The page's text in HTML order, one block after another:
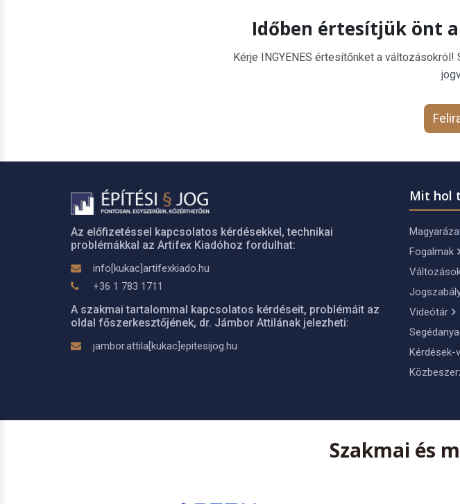
Időben értesítjük önt
Kérje INGYENES értesítőnket a
Az előfizetéssel kapcsolatos kérdésekkel, technikai
problémákkal az Artifex Kiadóhoz fordulhat:
info[kukac]artifexkiado.hu
+36 1 783 1711
A szakmai tartalommal kapcsolatos kérdéseit, problémáit az
oldal főszerkesztőjének, dr. Jámbor Attilának jelezheti:
jambor.attila[kukac]epitesijog.hu
Mit hol
Fogalmak
Videótár
Kérdések-
Szakmai és